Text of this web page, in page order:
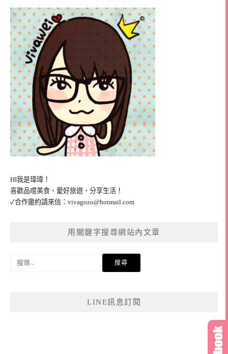
HI我是瑋瑋！
喜歡品嚐美食、愛好旅遊、分享生活！
✓合作邀約請來信： vivagozo@hotmail.com
用關鍵字搜尋網站內文章
LINE訊息訂閱